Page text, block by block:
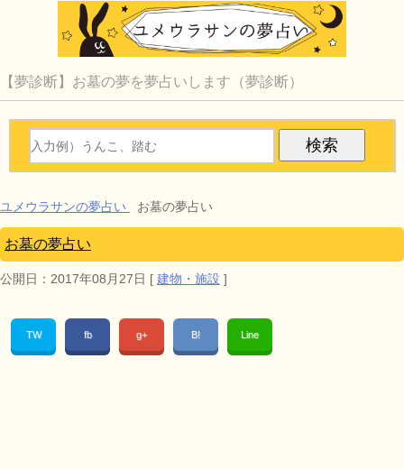
【夢診断】お墓の夢を夢占いします（夢診断）
ユメウラサンの夢占い お墓の夢占い
お墓の夢占い
公開日： 2017年08月27日 [ 建物・施設 ]
TW fb g+ B! Line